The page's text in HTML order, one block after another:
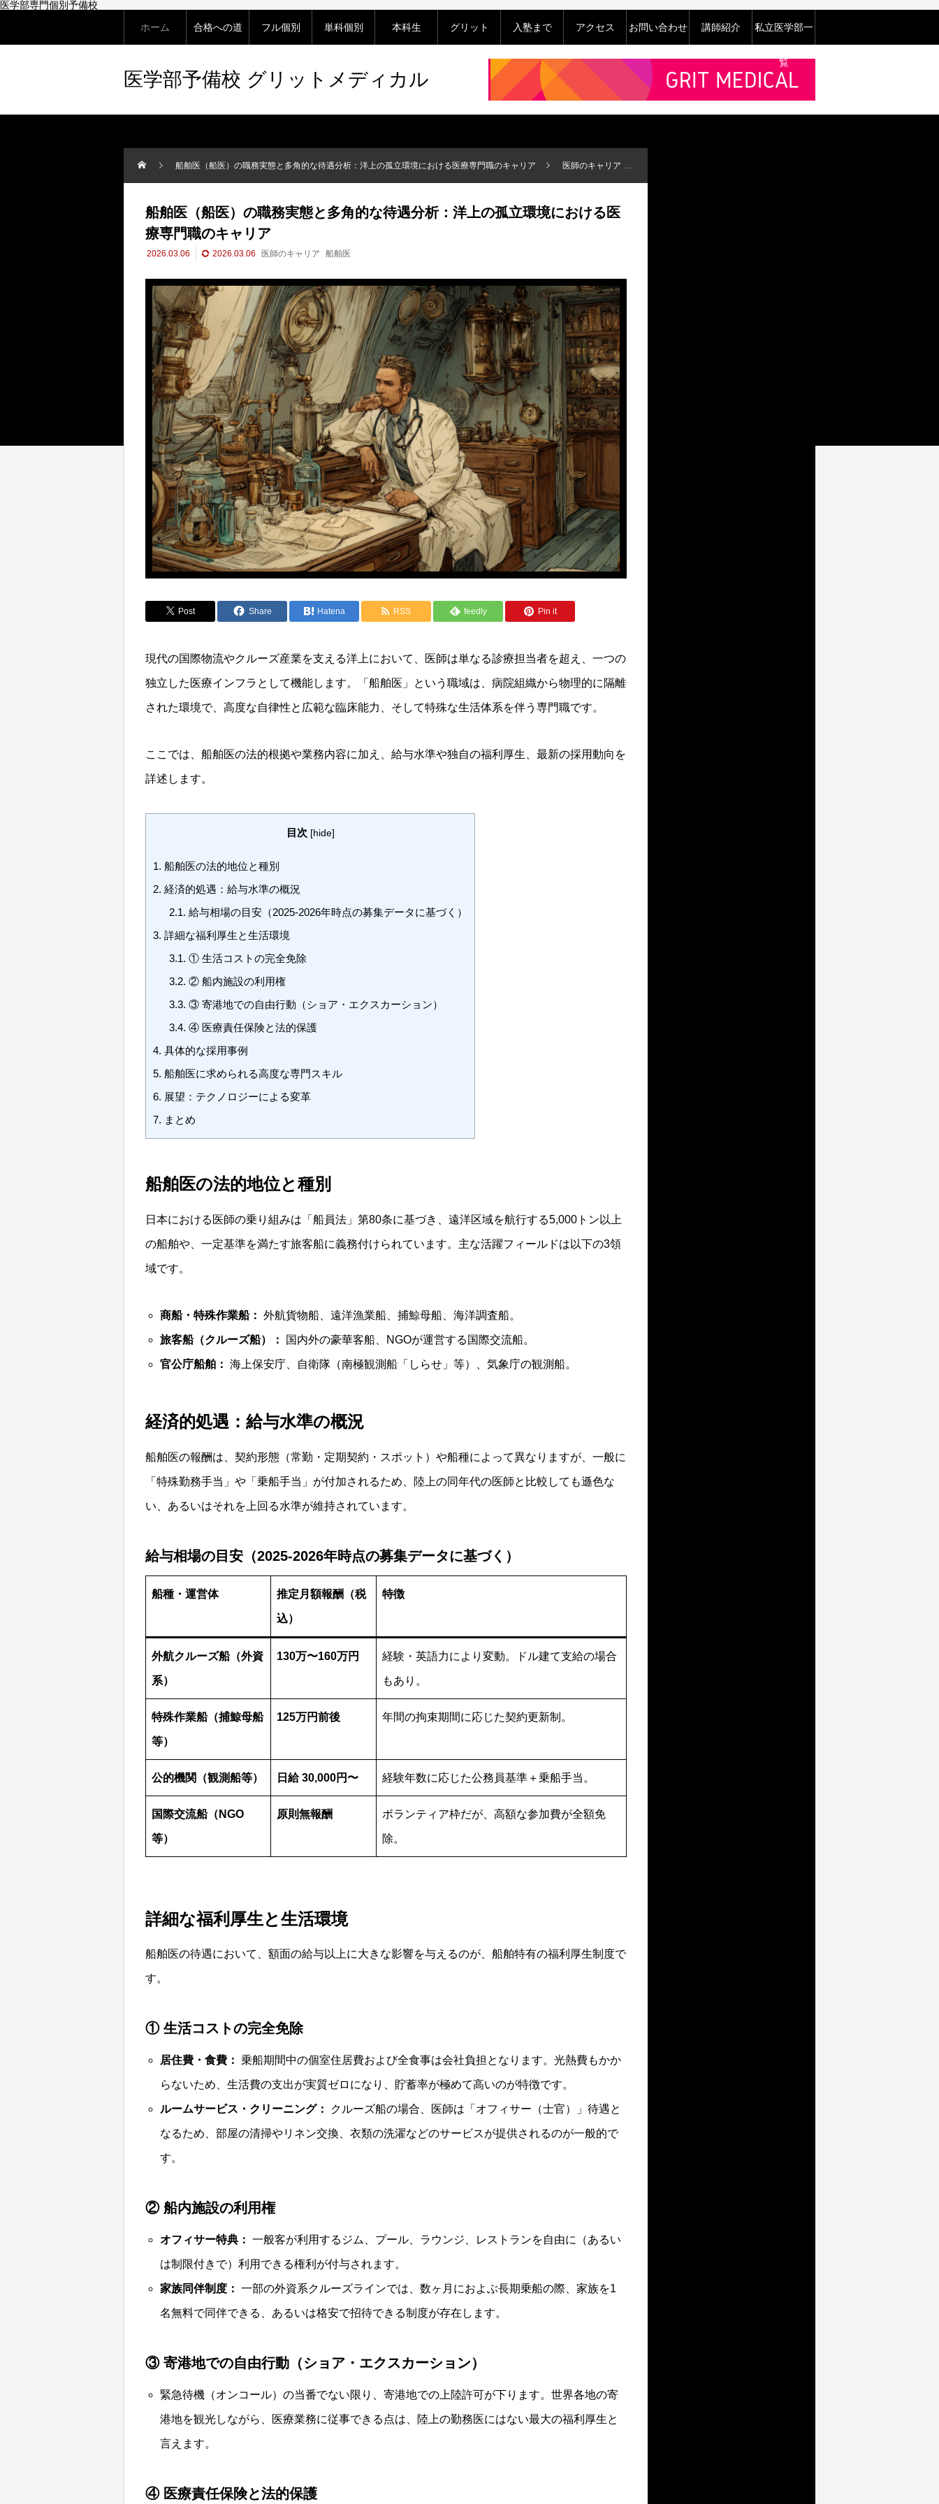
医学部専門個別予備校
ホーム
合格への道 フル個別 単科個別 本科生 グリット 入塾まで アクセス お問い合わせ 講師紹介 私立医学部一
覧
医学部予備校 グリットメディカル
船舶医（船医）の職務実態と多角的な待遇分析：洋上の孤立環境における医療専門職のキャリア 医師のキャリア
船舶医（船医）の職務実態と多角的な待遇分析：洋上の孤立環境における医
療専門職のキャリア
2026.03.06 2026.03.06 医師のキャリア 船舶医
Post Share Hatena RSS feedly Pin it
現代の国際物流やクルーズ産業を支える洋上において、医師は単なる診療担当者を超え、一つの
独立した医療インフラとして機能します。「船舶医」という職域は、病院組織から物理的に隔離
された環境で、高度な自律性と広範な臨床能力、そして特殊な生活体系を伴う専門職です。
ここでは、船舶医の法的根拠や業務内容に加え、給与水準や独自の福利厚生、最新の採用動向を
詳述します。
目次 [hide]
1. 船舶医の法的地位と種別
2. 経済的処遇：給与水準の概況
2.1. 給与相場の目安（2025-2026年時点の募集データに基づく）
3. 詳細な福利厚生と生活環境
3.1. ① 生活コストの完全免除
3.2. ② 船内施設の利用権
3.3. ③ 寄港地での自由行動（ショア・エクスカーション）
3.4. ④ 医療責任保険と法的保護
4. 具体的な採用事例
5. 船舶医に求められる高度な専門スキル
6. 展望：テクノロジーによる変革
7. まとめ
船舶医の法的地位と種別
日本における医師の乗り組みは「船員法」第80条に基づき、遠洋区域を航行する5,000トン以上
の船舶や、一定基準を満たす旅客船に義務付けられています。主な活躍フィールドは以下の3領
域です。
商船・特殊作業船： 外航貨物船、遠洋漁業船、捕鯨母船、海洋調査船。
旅客船（クルーズ船）： 国内外の豪華客船、NGOが運営する国際交流船。
官公庁船舶： 海上保安庁、自衛隊（南極観測船「しらせ」等）、気象庁の観測船。
経済的処遇：給与水準の概況
船舶医の報酬は、契約形態（常勤・定期契約・スポット）や船種によって異なりますが、一般に
「特殊勤務手当」や「乗船手当」が付加されるため、陸上の同年代の医師と比較しても遜色な
い、あるいはそれを上回る水準が維持されています。
給与相場の目安（2025-2026年時点の募集データに基づく）
船種・運営体 推定月額報酬（税
込）
特徴
外航クルーズ船（外資
系）
130万〜160万円 経験・英語力により変動。ドル建て支給の場合
もあり。
特殊作業船（捕鯨母船
等）
125万円前後 年間の拘束期間に応じた契約更新制。
公的機関（観測船等） 日給 30,000円〜 経験年数に応じた公務員基準＋乗船手当。
国際交流船（NGO
等）
原則無報酬 ボランティア枠だが、高額な参加費が全額免
除。
詳細な福利厚生と生活環境
船舶医の待遇において、額面の給与以上に大きな影響を与えるのが、船舶特有の福利厚生制度で
す。
① 生活コストの完全免除
居住費・食費： 乗船期間中の個室住居費および全食事は会社負担となります。光熱費もかか
らないため、生活費の支出が実質ゼロになり、貯蓄率が極めて高いのが特徴です。
ルームサービス・クリーニング： クルーズ船の場合、医師は「オフィサー（士官）」待遇と
なるため、部屋の清掃やリネン交換、衣類の洗濯などのサービスが提供されるのが一般的で
す。
② 船内施設の利用権
オフィサー特典： 一般客が利用するジム、プール、ラウンジ、レストランを自由に（あるい
は制限付きで）利用できる権利が付与されます。
家族同伴制度： 一部の外資系クルーズラインでは、数ヶ月におよぶ長期乗船の際、家族を1
名無料で同伴できる、あるいは格安で招待できる制度が存在します。
③ 寄港地での自由行動（ショア・エクスカーション）
緊急待機（オンコール）の当番でない限り、寄港地での上陸許可が下ります。世界各地の寄
港地を観光しながら、医療業務に従事できる点は、陸上の勤務医にはない最大の福利厚生と
言えます。
④ 医療責任保険と法的保護